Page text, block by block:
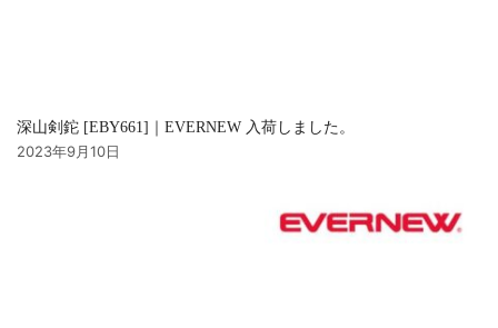
深山剣鉈 [EBY661]｜EVERNEW 入荷しました。
2023年9月10日